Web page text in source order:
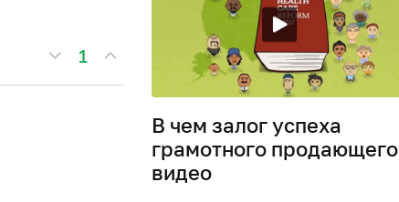
1
В чем залог успеха
грамотного продающего
видео